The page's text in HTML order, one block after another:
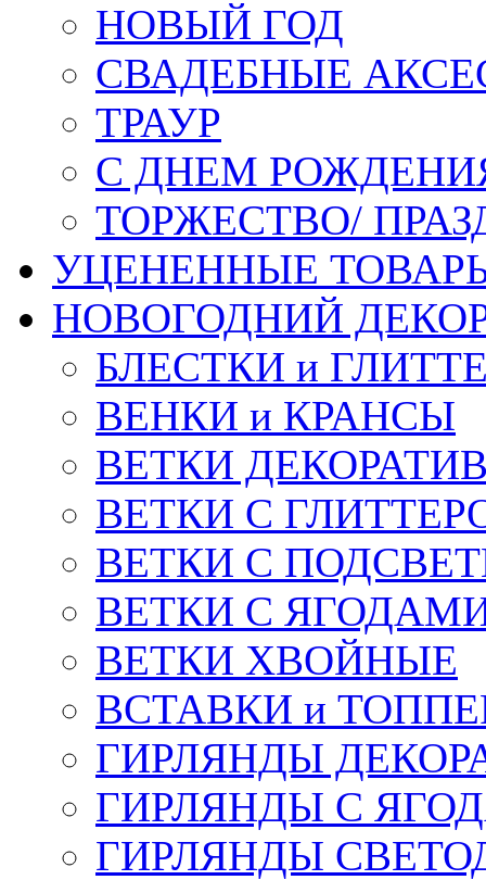
НОВЫЙ ГОД
СВАДЕБНЫЕ
ТРАУР
С ДНЕМ
ТОРЖЕСТВО/
УЦЕНЕННЫЕ
НОВОГОДНИЙ
БЛЕСТКИ и
ВЕНКИ и КРАНСЫ
ВЕТКИ
ВЕТКИ С
ВЕТКИ С
ВЕТКИ С
ВЕТКИ ХВОЙНЫЕ
ВСТАВКИ и
ГИРЛЯНДЫ
ГИРЛЯНДЫ С
ГИРЛЯНДЫ